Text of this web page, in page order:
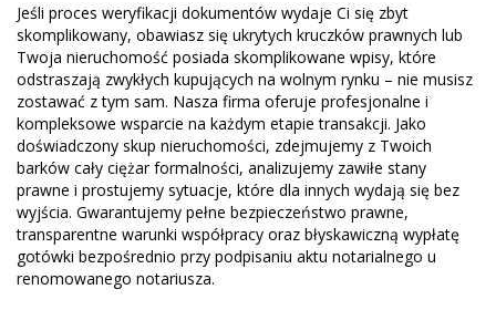
Jeśli proces weryfikacji dokumentów wydaje Ci się zbyt
skomplikowany, obawiasz się ukrytych kruczków prawnych lub
Twoja nieruchomość posiada skomplikowane wpisy, które
odstraszają zwykłych kupujących na wolnym rynku – nie musisz
zostawać z tym sam. Nasza firma oferuje profesjonalne i
kompleksowe wsparcie na każdym etapie transakcji. Jako
doświadczony skup nieruchomości, zdejmujemy z Twoich
barków cały ciężar formalności, analizujemy zawiłe stany
prawne i prostujemy sytuacje, które dla innych wydają się bez
wyjścia. Gwarantujemy pełne bezpieczeństwo prawne,
transparentne warunki współpracy oraz błyskawiczną wypłatę
gotówki bezpośrednio przy podpisaniu aktu notarialnego u
renomowanego notariusza.